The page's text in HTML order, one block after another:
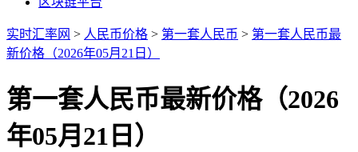
实时汇率网 > 人民币价格 > 第一套人民币 > 第一套人民币最
新价格（2026年05月21日）
第一套人民币最新价格（2026
年05月21日）